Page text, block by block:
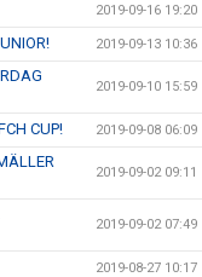
2019-09-16 19:20
2019-09-13 10:36
2019-09-10 15:59
CUP! 2019-09-08 06:09
2019-09-02 09:11
2019-09-02 07:49
2019-08-27 10:17